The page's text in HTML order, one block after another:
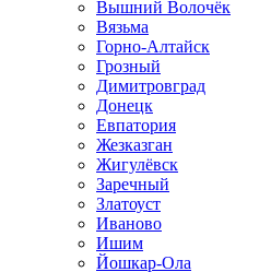
Вышний Волочёк
Вязьма
Горно-Алтайск
Грозный
Димитровград
Донецк
Евпатория
Жезказган
Жигулёвск
Заречный
Златоуст
Иваново
Ишим
Йошкар-Ола